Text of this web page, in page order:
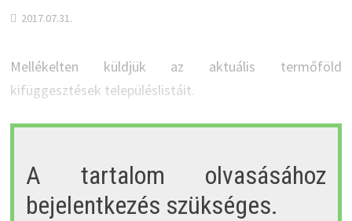
2017.07.31.
Mellékelten küldjük az aktuális termőföld
kifüggesztések településlistáit.
A tartalom olvasásához
bejelentkezés szükséges.